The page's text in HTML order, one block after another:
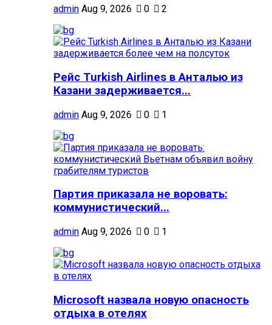
admin Aug 9, 2026 0 2
Рейс Turkish Airlines в Анталью из
Казани задерживается...
admin Aug 9, 2026 0 1
Партия приказала не воровать:
коммунистический...
admin Aug 9, 2026 0 1
Microsoft назвала новую опасность
отдыха в отелях